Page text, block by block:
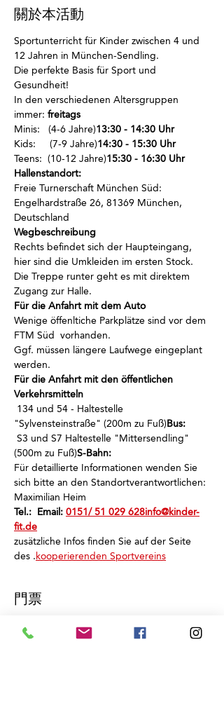
關於本活動
Sportunterricht für Kinder zwischen 4 und
12 Jahren in München-Sendling.
Die perfekte Basis für Sport und
Gesundheit!
In den verschiedenen Altersgruppen
immer: freitags
Minis:
(4-6 Jahre)13:30 - 14:30 Uhr
Kids:
(7-9 Jahre)14:30 - 15:30 Uhr
Teens: (10-12 Jahre)15:30 - 16:30 Uhr
Hallenstandort:
Freie Turnerschaft München Süd:
Engelhardstraße 26, 81369 München,
Deutschland
Wegbeschreibung
Rechts befindet sich der Haupteingang,
hier sind die Umkleiden im ersten Stock.
Die Treppe runter geht es mit direktem
Zugang zur Halle.
Für die Anfahrt mit dem Auto
Wenige öffenltiche Parkplätze sind vor dem
FTM Süd  vorhanden.
Ggf. müssen längere Laufwege eingeplant
werden.
Für die Anfahrt mit den öffentlichen
Verkehrsmitteln
"Sylvensteinstraße" (200m zu Fuß)Bus:
(500m zu Fuß)S-Bahn:
Für detaillierte Informationen wenden Sie
sich bitte an den Standortverantwortlichen:
Maximilian Heim
Tel.: Email: 0151/ 51 029 628info@kinder-
fit.de
zusätzliche Infos finden Sie auf der Seite
des .kooperierenden Sportvereins
門票
銷售已完結